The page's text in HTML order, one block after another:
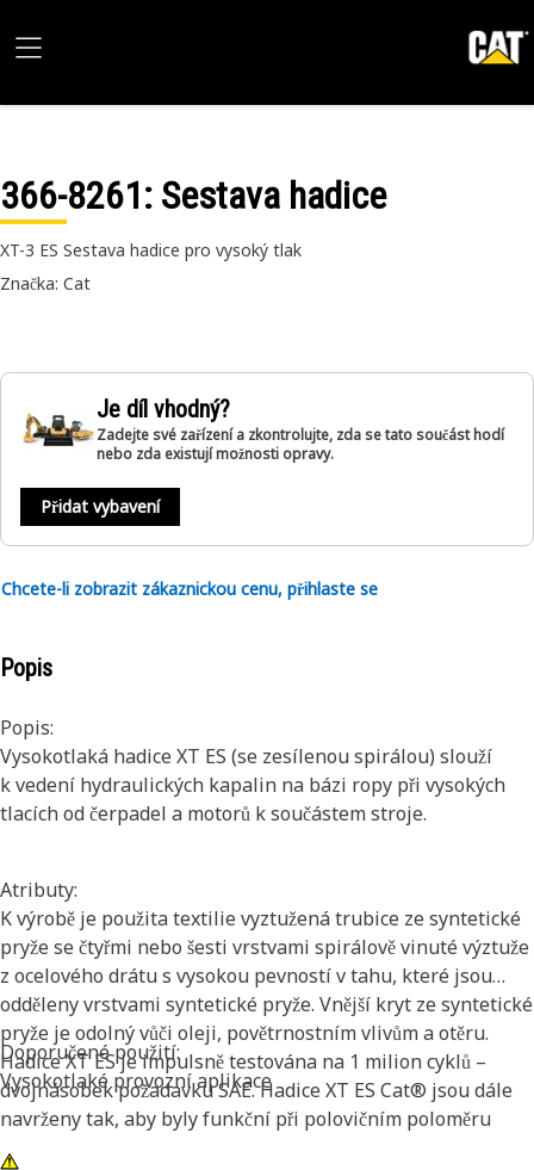
366-8261: Sestava hadice
XT-3 ES Sestava hadice pro vysoký tlak
Značka: Cat
Je díl vhodný?
Zadejte své zařízení a zkontrolujte, zda se tato součást hodí
nebo zda existují možnosti opravy.
Přidat vybavení
Chcete-li zobrazit zákaznickou cenu, přihlaste se
Popis
Popis:
Vysokotlaká hadice XT ES (se zesílenou spirálou) slouží
k vedení hydraulických kapalin na bázi ropy při vysokých
tlacích od čerpadel a motorů k součástem stroje.
Atributy:
K výrobě je použita textilie vyztužená trubice ze syntetické
pryže se čtyřmi nebo šesti vrstvami spirálově vinuté výztuže
z ocelového drátu s vysokou pevností v tahu, které jsou
odděleny vrstvami syntetické pryže. Vnější kryt ze syntetické
pryže je odolný vůči oleji, povětrnostním vlivům a otěru.
Hadice XT ES je impulsně testována na 1 milion cyklů –
dvojnásobek požadavku SAE. Hadice XT ES Cat® jsou dále
navrženy tak, aby byly funkční při polovičním poloměru
ohybu podle SAE. To znamená, že se lépe ohýbají
Doporučené použití:
Vysokotlaké provozní aplikace